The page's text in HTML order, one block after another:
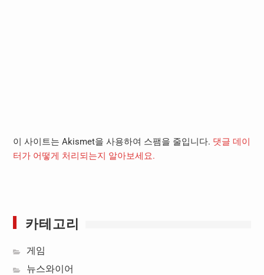
이 사이트는 Akismet을 사용하여 스팸을 줄입니다. 댓글 데이
터가 어떻게 처리되는지 알아보세요.
카테고리
게임
뉴스와이어